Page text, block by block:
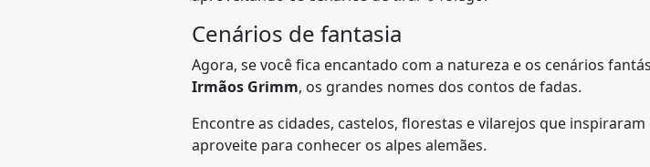
Cenários de fantasia
Agora, se você fica encantado com a natureza e os cenários
Irmãos Grimm, os grandes nomes dos contos de fadas.
Encontre as cidades, castelos, florestas e vilarejos que
aproveite para conhecer os alpes alemães.